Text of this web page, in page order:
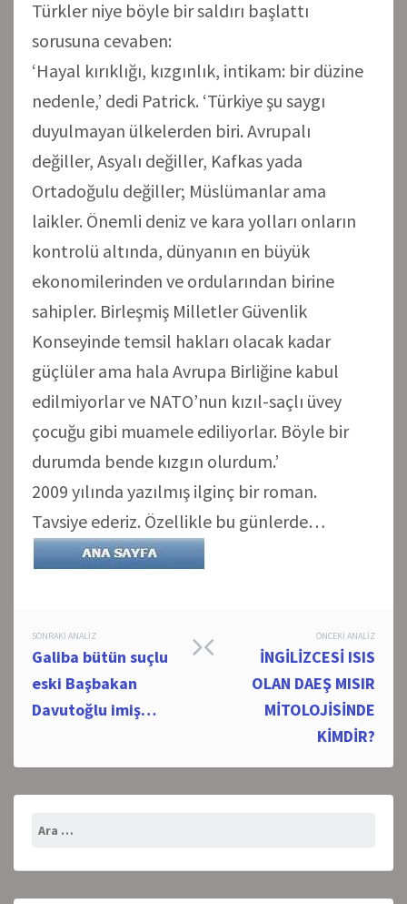
Türkler niye böyle bir saldırı başlattı
sorusuna cevaben:
‘Hayal kırıklığı, kızgınlık, intikam: bir düzine
nedenle,’ dedi Patrick. ‘Türkiye şu saygı
duyulmayan ülkelerden biri. Avrupalı
değiller, Asyalı değiller, Kafkas yada
Ortadoğulu değiller; Müslümanlar ama
laikler. Önemli deniz ve kara yolları onların
kontrolü altında, dünyanın en büyük
ekonomilerinden ve ordularından birine
sahipler. Birleşmiş Milletler Güvenlik
Konseyinde temsil hakları olacak kadar
güçlüler ama hala Avrupa Birliğine kabul
edilmiyorlar ve NATO’nun kızıl-saçlı üvey
çocuğu gibi muamele ediliyorlar. Böyle bir
durumda bende kızgın olurdum.’
2009 yılında yazılmış ilginç bir roman.
Tavsiye ederiz. Özellikle bu günlerde…
Post
navigation
ÖNCEKI ANALIZ
İNGİLİZCESİ ISIS
OLAN DAEŞ MISIR
MİTOLOJİSİNDE
KİMDİR?
SONRAKI ANALIZ
Galiba bütün suçlu
eski Başbakan
Davutoğlu imiş…